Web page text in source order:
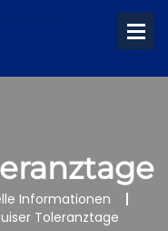
Informationen
Toleranztage